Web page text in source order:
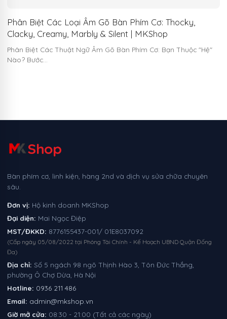
Phân Biệt Các Loại Âm Gõ Bàn Phím Cơ: Thocky,
Clacky, Creamy, Marbly & Silent | MKShop
Phân Biệt Các Thuật Ngữ Âm Gõ Bàn Phím Cơ: Bạn Thuộc "Hệ"
Nào? Bước…
Shop
Bàn phím cơ, linh kiện, hàng 2nd và dịch vụ sửa chữa chuyên
sâu.
Đơn vị: Hộ kinh doanh MKShop
Đại diện: Mai Ngọc Điệp
MST/ĐKKD: 8776155437-001/ 01E8037092
(Cấp ngày 05/08/2022 tại Phòng Tài Chính - Kế Hoạch UBND Quận Đống
Đa)
Địa chỉ: Số 5 ngách 98 ngõ Thịnh Hào 3, Tôn Đức Thắng,
phường Ô Chợ Dừa, Hà Nội
Hotline: 0936 211 486
Email: admin@mkshop.vn
Giờ mở cửa: 08:30 - 21:00 (Tất cả các ngày)